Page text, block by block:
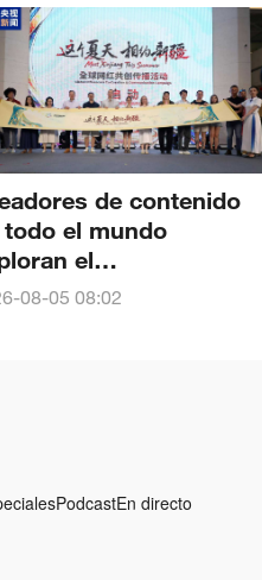
de contenido
todo el mundo
el
milenario y la
08-05 08:02
PodcastEn directo